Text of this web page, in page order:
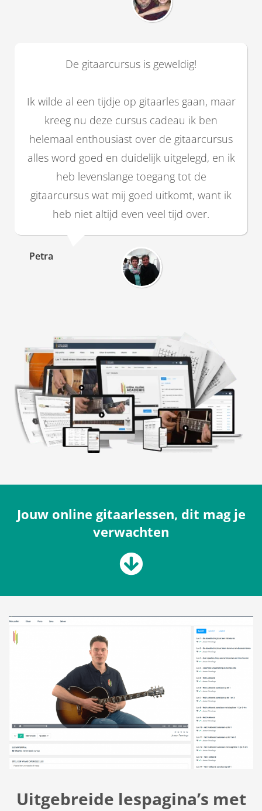
De gitaarcursus is geweldig!
Ik wilde al een tijdje op gitaarles gaan, maar
kreeg nu deze cursus cadeau ik ben
helemaal enthousiast over de gitaarcursus
alles word goed en duidelijk uitgelegd, en ik
heb levenslange toegang tot de
gitaarcursus wat mij goed uitkomt, want ik
heb niet altijd even veel tijd over.
Petra
Jouw online gitaarlessen, dit mag je
verwachten
Uitgebreide lespagina’s met